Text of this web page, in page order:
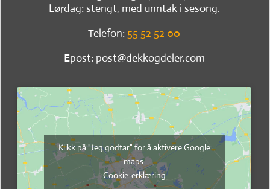
Lørdag: stengt, med unntak i sesong.
Telefon: 55 52 52 00
Epost: post@dekkogdeler.com
Klikk på "Jeg godtar" for å aktivere Google
maps
Cookie-erklæring